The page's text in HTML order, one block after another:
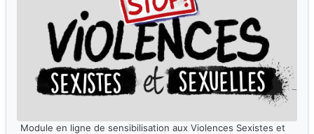
Module en ligne de sensibilisation aux Violences Sexistes et